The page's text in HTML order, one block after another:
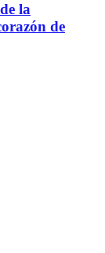
la
de